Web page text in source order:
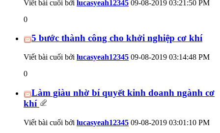
Viết bài cuối bởi lucasyeah12345 09-08-2019 03:21:50 PM
0
5 bước thành công cho khởi nghiệp cơ khí
Viết bài cuối bởi lucasyeah12345 09-08-2019 03:14:48 PM
0
Làm giàu nhờ bí quyết kinh doanh ngành cơ
khí
Viết bài cuối bởi lucasyeah12345 09-08-2019 03:01:10 PM